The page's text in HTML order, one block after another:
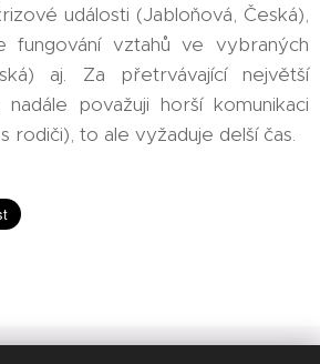
události (Jabloňová, Česká),
fungování vztahů ve vybraných
aj. Za přetrvávající největší
považuji horší komunikaci
rodiči), to ale vyžaduje delší čas.